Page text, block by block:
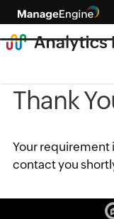
Thank
Your requirement
contact you